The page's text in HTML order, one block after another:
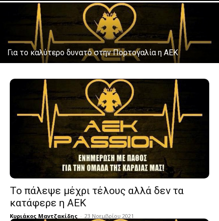
Για το καλύτερο δυνατό στην Πορτογαλία η ΑΕΚ
Το πάλεψε μέχρι τέλους αλλά δεν τα
κατάφερε η ΑΕΚ
Κυριάκος Μαντζακίδης - 23 Νοεμβρίου 2021